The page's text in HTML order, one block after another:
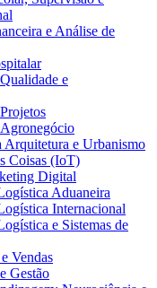
e Análise de
e
Arquitetura e Urbanismo
Coisas (IoT)
Digital
Aduaneira
Internacional
e Sistemas de
Vendas
Gestão